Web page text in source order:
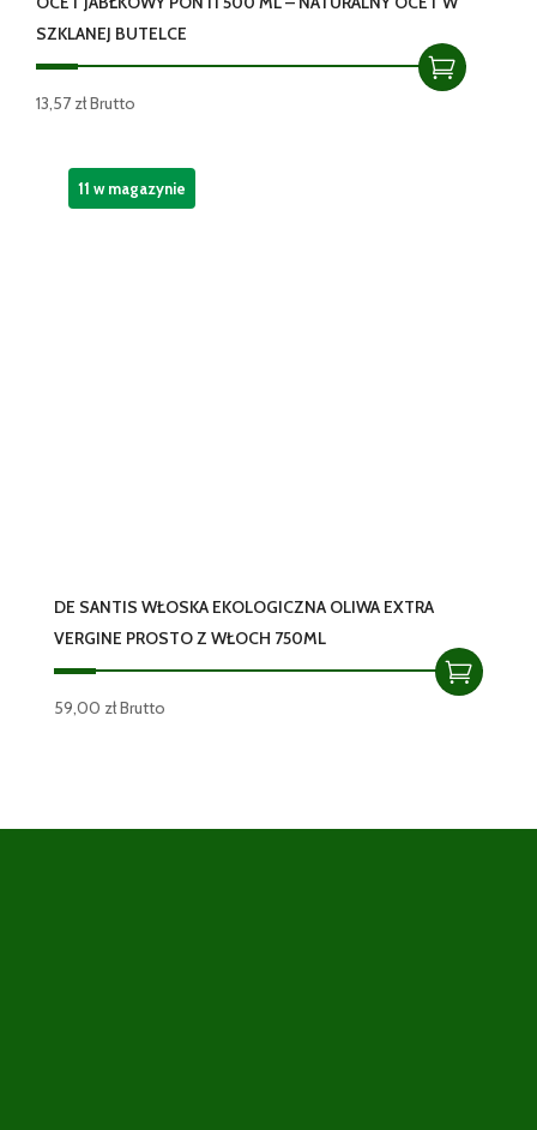
SZKLANEJ BUTELCE
13,57 złBrutto
DE SANTIS WŁOSKA EKOLOGICZNA OLIWA EXTRA
VERGINE PROSTO Z WŁOCH 750ML
59,00 złBrutto
11 w magazynie